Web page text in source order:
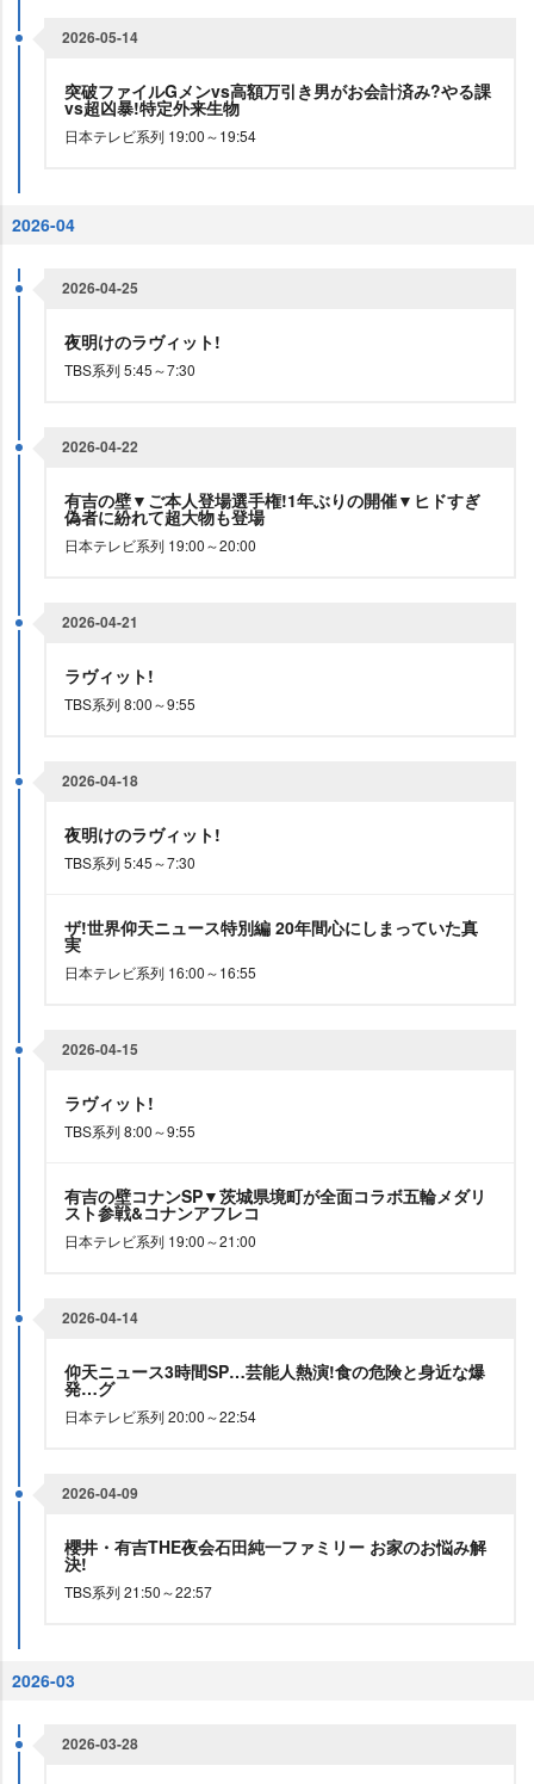
2026-05-14
突破ファイルGメンvs高額万引き男がお会計済み?やる課
vs超凶暴!特定外来生物
日本テレビ系列 19:00～19:54
2026-04
2026-04-25
夜明けのラヴィット!
TBS系列 5:45～7:30
2026-04-22
有吉の壁▼ご本人登場選手権!1年ぶりの開催▼ヒドすぎ
偽者に紛れて超大物も登場
日本テレビ系列 19:00～20:00
2026-04-21
ラヴィット!
TBS系列 8:00～9:55
2026-04-18
夜明けのラヴィット!
TBS系列 5:45～7:30
ザ!世界仰天ニュース特別編 20年間心にしまっていた真
実
日本テレビ系列 16:00～16:55
2026-04-15
ラヴィット!
TBS系列 8:00～9:55
有吉の壁コナンSP▼茨城県境町が全面コラボ五輪メダリ
スト参戦&コナンアフレコ
日本テレビ系列 19:00～21:00
2026-04-14
仰天ニュース3時間SP…芸能人熱演!食の危険と身近な爆
発…グ
日本テレビ系列 20:00～22:54
2026-04-09
櫻井・有吉THE夜会石田純一ファミリー お家のお悩み解
決!
TBS系列 21:50～22:57
2026-03
2026-03-28